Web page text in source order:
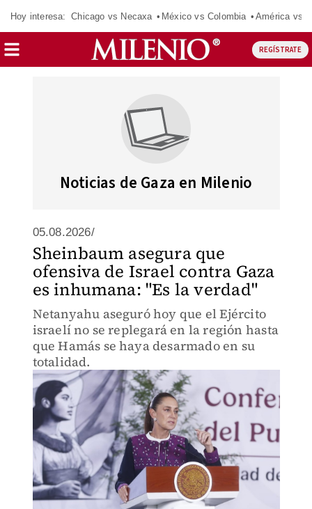
Hoy interesa: Chicago vs Necaxa México vs Colombia América vs
REGÍSTRATE
Noticias de Gaza en Milenio
05.08.2026/
Sheinbaum asegura que
ofensiva de Israel contra Gaza
es inhumana: "Es la verdad"
Netanyahu aseguró hoy que el Ejército
israelí no se replegará en la región hasta
que Hamás se haya desarmado en su
totalidad.